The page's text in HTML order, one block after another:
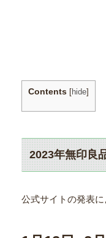
Contents [hide]
2023年無印良
公式サイトの発表に